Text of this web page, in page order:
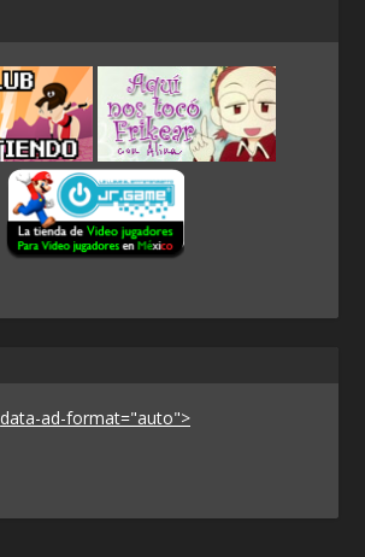
data-ad-format="auto">